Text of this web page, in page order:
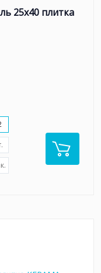
25x40 плитка